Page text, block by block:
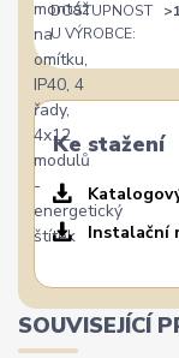
DOSTUPNOST
U VÝROBCE:
Ke stažení
Instalační
SOUVISEJÍCÍ